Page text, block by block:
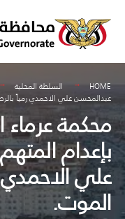
content
HOME السلطة المحلية
عبدالمحسن علي الاحمدي رمياً
محكمة عرماء
بإعدام
علي
الموت.
for: